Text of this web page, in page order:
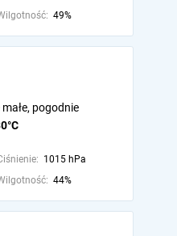
49%
pogodnie
1015 hPa
44%